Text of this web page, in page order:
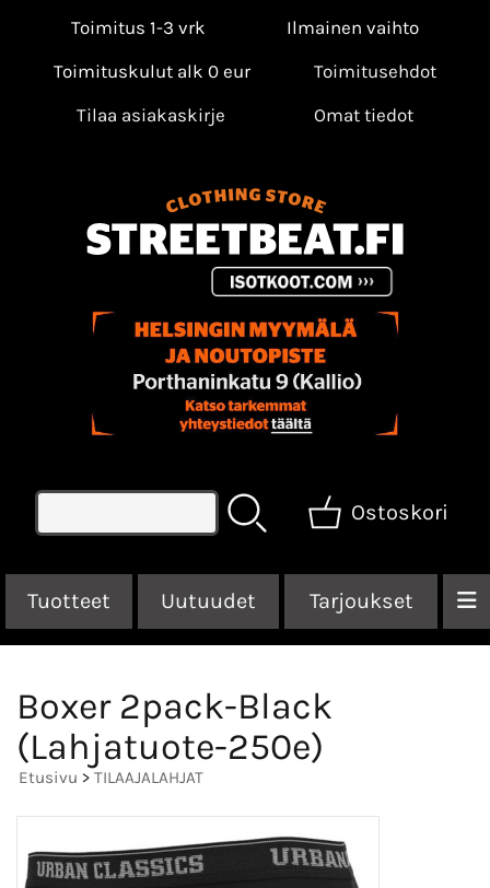
Toimitus 1-3 vrk
Ilmainen vaihto
Toimituskulut alk 0 eur
Toimitusehdot
Tilaa asiakaskirje
Omat tiedot
Ostoskori
Tuotteet Uutuudet Tarjoukset
Boxer 2pack-Black
(Lahjatuote-250e)
Etusivu > TILAAJALAHJAT